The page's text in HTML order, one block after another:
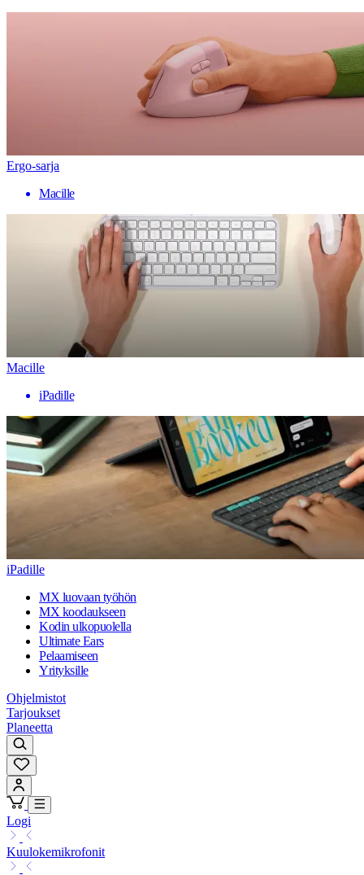
Ergo-sarja
Macille
Macille
iPadille
iPadille
MX luovaan työhön
MX koodaukseen
Kodin ulkopuolella
Ultimate Ears
Pelaamiseen
Yrityksille
Ohjelmistot
Tarjoukset
Planeetta
Logi
Kuulokemikrofonit